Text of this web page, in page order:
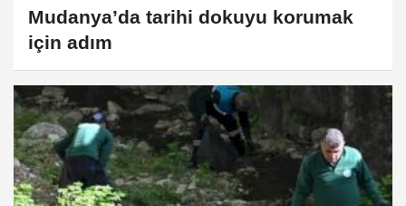
Mudanya’da tarihi dokuyu korumak
için adım